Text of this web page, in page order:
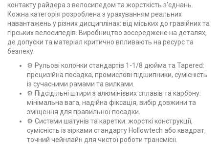
контакту райдера з велосипедом та жорсткість з'єднань.
Кожна категорія розроблена з урахуванням реальних
навантажень у різних дисциплінах: від міських до гравійних та
гірських велосипедів. Виробництво зосереджене на деталях,
де допуски та матеріал критично впливають на ресурс та
безпеку.
⚙️ Рульові колонки стандартів 1-1/8 дюйма та Tapered:
прецизійна посадка, промислові підшипники, сумісність
із сучасними рамами та вилками.
⚙️ Підсідільні штири з алюмінієвих сплавів та карбону:
мінімальна вага, надійна фіксація, вибір довжини та
зміщення для правильної посадки.
⚙️ Системи шатунів та каретки: жорсткі конструкції,
сумісність із зірками стандарту Hollowtech або квадрат,
точний чейнлайн для чистої роботи трансмісії.